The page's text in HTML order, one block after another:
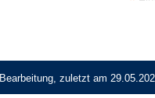
Bearbeitung, zuletzt am